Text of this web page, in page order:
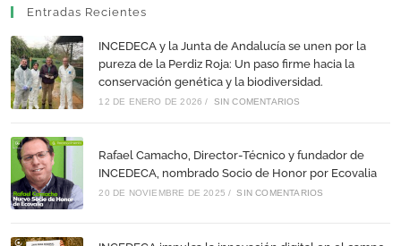
Entradas Recientes
INCEDECA y la Junta de Andalucía se unen por la
pureza de la Perdiz Roja: Un paso firme hacia la
conservación genética y la biodiversidad.
12 DE ENERO DE 2026 / SIN COMENTARIOS
Rafael Camacho, Director-Técnico y fundador de
INCEDECA, nombrado Socio de Honor por Ecovalia
20 DE NOVIEMBRE DE 2025 / SIN COMENTARIOS